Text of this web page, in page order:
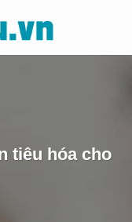
tiêu hóa cho